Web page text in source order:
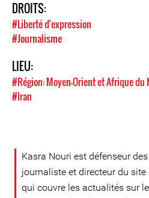
DROITS:
#Liberté d'expression
#Journalisme
LIEU:
#Région: Moyen-Orient et Afrique du
#Iran
Kasra Nouri est défenseur
journaliste et directeur du site
qui couvre les actualités sur